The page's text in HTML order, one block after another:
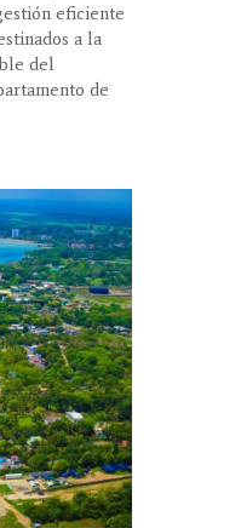
eficiente
a la
del
de